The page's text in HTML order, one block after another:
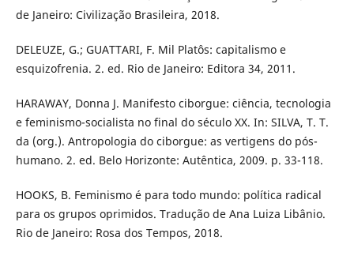
de Janeiro: Civilização Brasileira, 2018.
DELEUZE, G.; GUATTARI, F. Mil Platôs: capitalismo e
esquizofrenia. 2. ed. Rio de Janeiro: Editora 34, 2011.
HARAWAY, Donna J. Manifesto ciborgue: ciência, tecnologia
e feminismo-socialista no final do século XX. In: SILVA, T. T.
da (org.). Antropologia do ciborgue: as vertigens do pós-
humano. 2. ed. Belo Horizonte: Autêntica, 2009. p. 33-118.
HOOKS, B. Feminismo é para todo mundo: política radical
para os grupos oprimidos. Tradução de Ana Luiza Libânio.
Rio de Janeiro: Rosa dos Tempos, 2018.